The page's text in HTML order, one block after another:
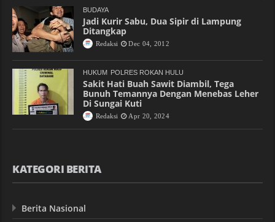
BUDAYA
Jadi Kurir Sabu, Dua Sipir di Lampung
Ditangkap
Redaksi Dec 04, 2012
HUKUM POLRES ROKAN HULU
Sakit Hati Buah Sawit Diambil, Tega
Bunuh Temannya Dengan Menebas Leher
Di Sungai Kuti
Redaksi Apr 20, 2024
KATEGORI BERITA
Berita Nasional